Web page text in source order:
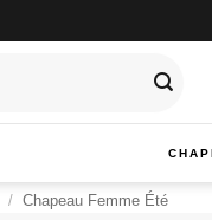
/ Chapeau Femme Été